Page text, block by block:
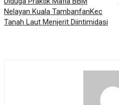
Nelayan Kuala TambanfanKec
Tanah Laut Menjerit Diintimidasi